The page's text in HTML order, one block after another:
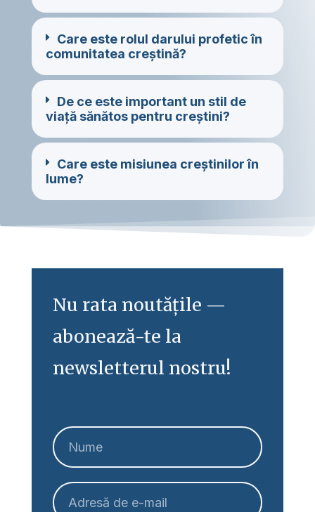
Care este rolul darului profetic în
comunitatea creștină?
De ce este important un stil de
viață sănătos pentru creștini?
Care este misiunea creștinilor în
lume?
Nu rata noutățile —
abonează-te la
newsletterul nostru!